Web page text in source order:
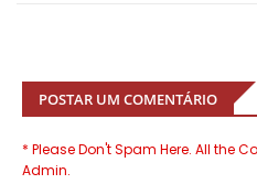
POSTAR UM COMENTÁRIO
* Please Don't Spam Here. All the
Admin.